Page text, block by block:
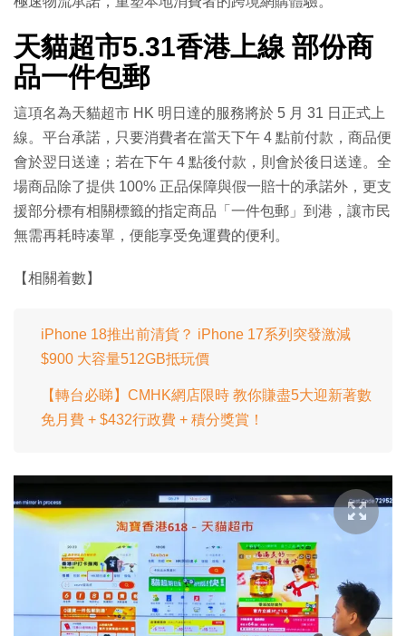
天貓超市5.31香港上線 部份商
品一件包郵
這項名為天貓超市 HK 明日達的服務將於 5 月 31 日正式上
線。平台承諾，只要消費者在當天下午 4 點前付款，商品便
會於翌日送達；若在下午 4 點後付款，則會於後日送達。全
場商品除了提供 100% 正品保障與假一賠十的承諾外，更支
援部分標有相關標籤的指定商品「一件包郵」到港，讓市民
無需再耗時凑單，便能享受免運費的便利。
【相關着數】
iPhone 18推出前清貨？ iPhone 17系列突發激減
$900 大容量512GB抵玩價
【轉台必睇】CMHK網店限時 教你賺盡5大迎新著數
免月費 + $432行政費 + 積分獎賞！